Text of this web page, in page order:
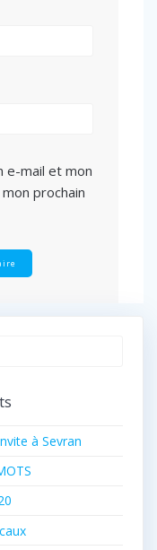
e-mail et mon
prochain
à Sevran